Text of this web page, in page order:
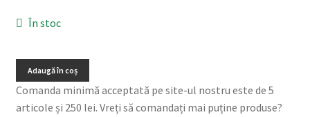
În stoc
Adaugă în coș
Comanda minimă acceptată pe site-ul nostru este de 5
articole și 250 lei. Vreți să comandați mai puține produse?